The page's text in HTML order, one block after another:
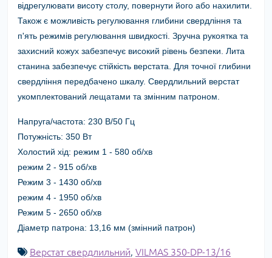
відрегулювати висоту столу, повернути його або нахилити.
Також є можливість регулювання глибини свердління та
п'ять режимів регулювання швидкості. Зручна рукоятка та
захисний кожух забезпечує високий рівень безпеки. Лита
станина забезпечує стійкість верстата. Для точної глибини
свердління передбачено шкалу. Свердлильний верстат
укомплектований лещатами та змінним патроном.
Напруга/частота: 230 В/50 Гц
Потужність: 350 Вт
Холостий хід: режим 1 - 580 об/хв
режим 2 - 915 об/хв
Режим 3 - 1430 об/хв
режим 4 - 1950 об/хв
Режим 5 - 2650 об/хв
Діаметр патрона: 13,16 мм (змінний патрон)
Верстат свердлильний, VILMAS 350-DP-13/16